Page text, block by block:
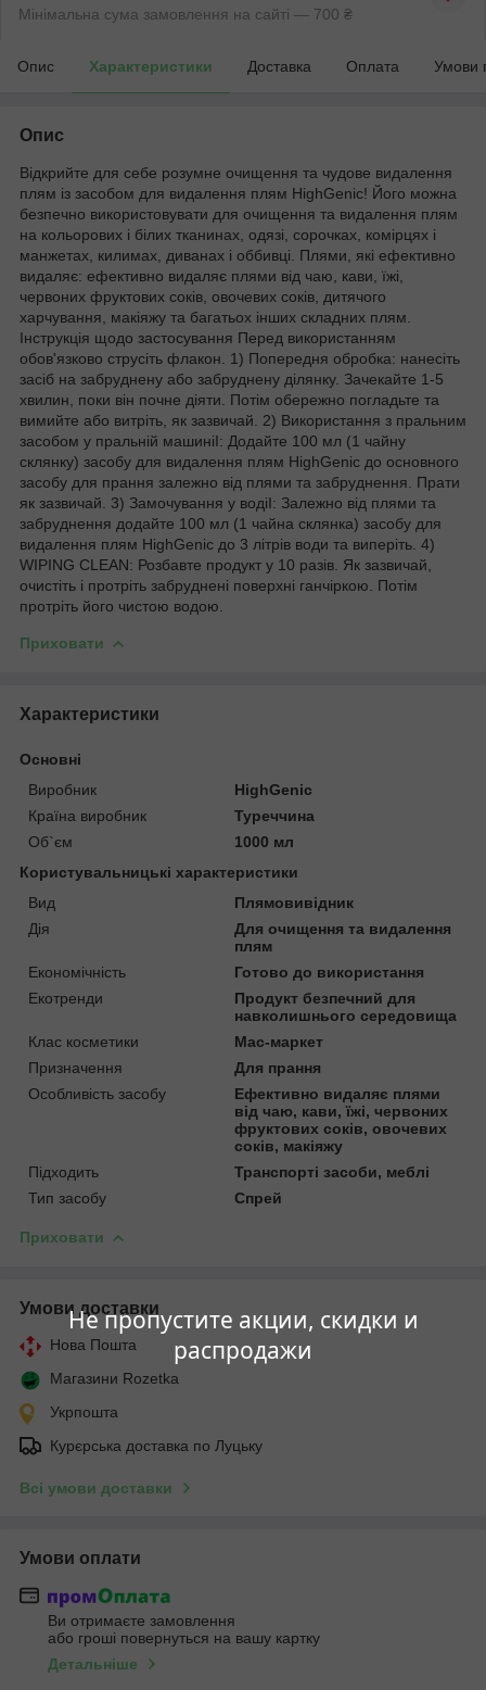
Не пропустите акции, скидки и
распродажи
Мінімальна сума замовлення на сайті — 700 ₴
Опис Характеристики Доставка Оплата Умови
Опис
Відкрийте для себе розумне очищення та чудове видалення
плям із засобом для видалення плям HighGenic! Його можна
безпечно використовувати для очищення та видалення плям
на кольорових і білих тканинах, одязі, сорочках, комірцях і
манжетах, килимах, диванах і оббивці. Плями, які ефективно
видаляє: ефективно видаляє плями від чаю, кави, їжі,
червоних фруктових соків, овочевих соків, дитячого
харчування, макіяжу та багатьох інших складних плям.
Інструкція щодо застосування Перед використанням
обов'язково струсіть флакон. 1) Попередня обробка: нанесіть
засіб на забруднену або забруднену ділянку. Зачекайте 1-5
хвилин, поки він почне діяти. Потім обережно погладьте та
вимийте або витріть, як зазвичай. 2) Використання з пральним
засобом у пральній машиніІ: Додайте 100 мл (1 чайну
склянку) засобу для видалення плям HighGenic до основного
засобу для прання залежно від плями та забруднення. Прати
як зазвичай. 3) Замочування у водіІ: Залежно від плями та
забруднення додайте 100 мл (1 чайна склянка) засобу для
видалення плям HighGenic до 3 літрів води та виперіть. 4)
WIPING CLEAN: Розбавте продукт у 10 разів. Як зазвичай,
очистіть і протріть забруднені поверхні ганчіркою. Потім
протріть його чистою водою.
Приховати
Характеристики
Основні
Виробник
HighGenic
Країна виробник
Туреччина
Об`єм
1000 мл
Користувальницькі характеристики
Вид
Плямовивідник
Дія
Для очищення та видалення
плям
Економічність
Готово до використання
Екотренди
Продукт безпечний для
навколишнього середовища
Клас косметики
Мас-маркет
Призначення
Для прання
Особливість засобу
Ефективно видаляє плями
від чаю, кави, їжі, червоних
фруктових соків, овочевих
соків, макіяжу
Підходить
Транспорті засоби, меблі
Тип засобу
Спрей
Приховати
Умови доставки
Нова Пошта
Магазини Rozetka
Укрпошта
Курєрська доставка по Луцьку
Всі умови доставки
Умови оплати
Ви отримаєте замовлення
або гроші повернуться на вашу картку
Детальніше